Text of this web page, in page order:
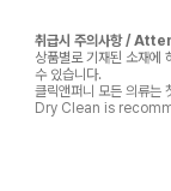
취급시 주의사항 /
상품별로 기재된 소재에
수 있습니다.
클릭앤퍼니 모든 의류는
Dry Clean is